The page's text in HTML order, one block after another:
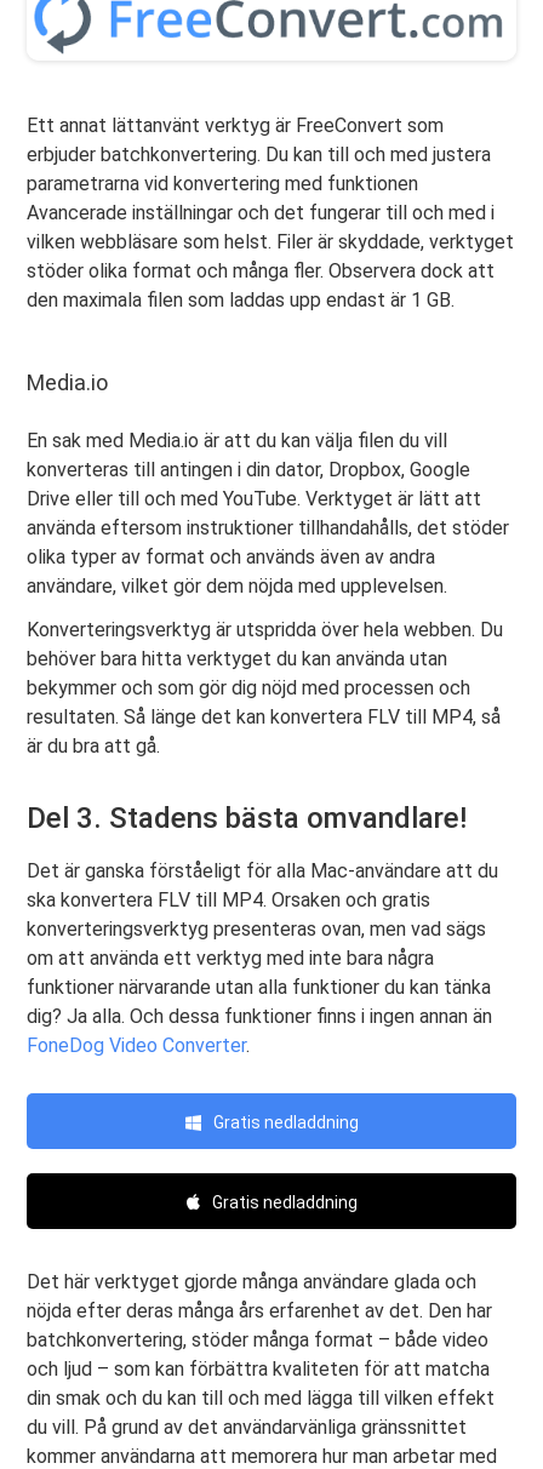
Ett annat lättanvänt verktyg är FreeConvert som
erbjuder batchkonvertering. Du kan till och med justera
parametrarna vid konvertering med funktionen
Avancerade inställningar och det fungerar till och med i
vilken webbläsare som helst. Filer är skyddade, verktyget
stöder olika format och många fler. Observera dock att
den maximala filen som laddas upp endast är 1 GB.
Media.io
En sak med Media.io är att du kan välja filen du vill
konverteras till antingen i din dator, Dropbox, Google
Drive eller till och med YouTube. Verktyget är lätt att
använda eftersom instruktioner tillhandahålls, det stöder
olika typer av format och används även av andra
användare, vilket gör dem nöjda med upplevelsen.
Konverteringsverktyg är utspridda över hela webben. Du
behöver bara hitta verktyget du kan använda utan
bekymmer och som gör dig nöjd med processen och
resultaten. Så länge det kan konvertera FLV till MP4, så
är du bra att gå.
Del 3. Stadens bästa omvandlare!
Det är ganska förståeligt för alla Mac-användare att du
ska konvertera FLV till MP4. Orsaken och gratis
konverteringsverktyg presenteras ovan, men vad sägs
om att använda ett verktyg med inte bara några
funktioner närvarande utan alla funktioner du kan tänka
dig? Ja alla. Och dessa funktioner finns i ingen annan än
FoneDog Video Converter.
Gratis nedladdning
Gratis nedladdning
Det här verktyget gjorde många användare glada och
nöjda efter deras många års erfarenhet av det. Den har
batchkonvertering, stöder många format – både video
och ljud – som kan förbättra kvaliteten för att matcha
din smak och du kan till och med lägga till vilken effekt
du vill. På grund av det användarvänliga gränssnittet
kommer användarna att memorera hur man arbetar med